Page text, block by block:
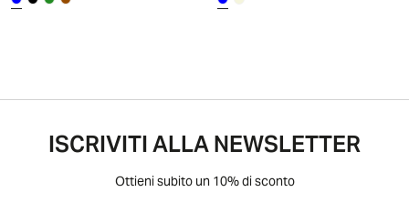
ISCRIVITI ALLA NEWSLETTER
Ottieni subito un 10% di sconto